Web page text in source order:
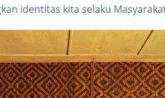
identitas kita selaku